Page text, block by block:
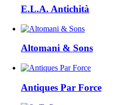
E.L.A. Antichità
Altomani & Sons
Antiques Par Force